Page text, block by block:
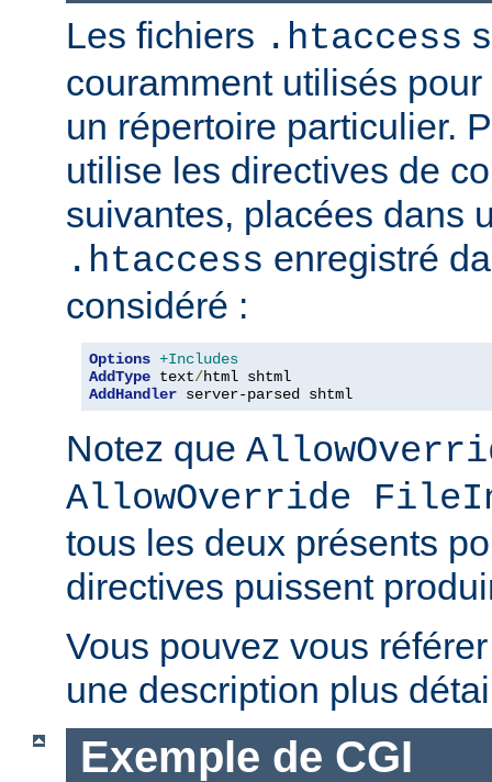
Les fichiers .htaccess
couramment utilisés
un répertoire particulier.
utilise les directives de
suivantes, placées dans
.htaccess enregistré
considéré :
Options +Includes
AddType text/
AddHandler server-parsed shtml
Notez que
AllowOverride
tous les deux présents
directives puissent
Vous pouvez vous
une description plus
Exemple de CGI